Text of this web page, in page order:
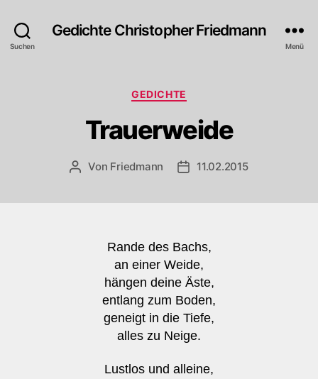
Suchen
Gedichte Christopher Friedmann
Menü
Kategorien
GEDICHTE
Trauerweide
Beitragsautor
Von Friedmann Veröffentlichungsdatum
11.02.2015
Rande des Bachs,
an einer Weide,
hängen deine Äste,
entlang zum Boden,
geneigt in die Tiefe,
alles zu Neige.
Lustlos und alleine,